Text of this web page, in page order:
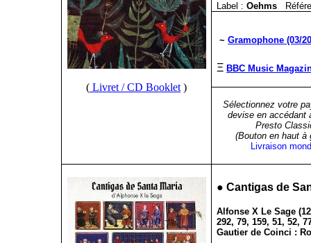
( Livret / CD Booklet )
Label :Oehms
~Gramophone (03/
ΞBBC Music
Sélectionnez votre
devise en accédant
Presto
(Bouton en haut à
Livraison
●Cantigas de
Alfonse X Le Sage
292, 79, 159, 51, 52,
Gautier de Coinci :